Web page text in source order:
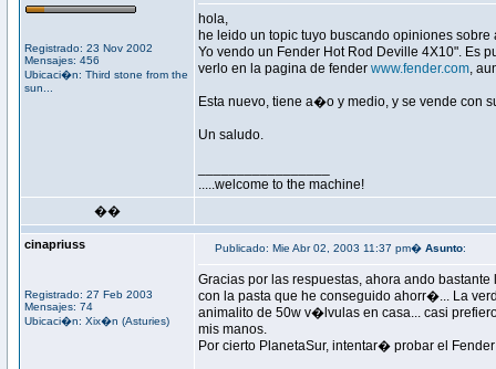
Registrado: 23 Nov 2002
Mensajes: 456
Ubicaci�n: Third stone from the
sun...
hola,
he leido un topic tuyo buscando opiniones sobre
Yo vendo un Fender Hot Rod Deville 4X10". Es
verlo en la pagina de fender www.fender.com,
Esta nuevo, tiene a�o y medio, y se vende con
Un saludo.
.....welcome to the machine!
��
cinapriuss
Registrado: 27 Feb 2003
Mensajes: 74
Ubicaci�n: Xix�n (Asturies)
Publicado: Mie Abr 02, 2003 11:37 pm� Asunto:
Gracias por las respuestas, ahora ando
con la pasta que he conseguido ahorr�... La
animalito de 50w v�lvulas en casa... casi
mis manos.
Por cierto PlanetaSur, intentar� probar el